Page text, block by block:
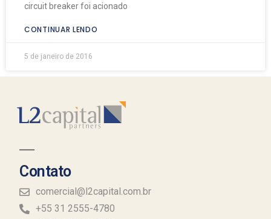
circuit breaker foi acionado
CONTINUAR LENDO
5 de janeiro de 2016
Contato
comercial@l2capital.com.br
+55 31 2555-4780